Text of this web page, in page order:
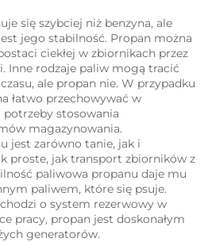
się szybciej niż benzyna, ale
jego stabilność. Propan można
ciekłej w zbiornikach przez
Inne rodzaje paliw mogą tracić
ale propan nie. W przypadku
łatwo przechowywać w
stosowania
magazynowania.
jest zarówno tanie, jak i
proste, jak transport zbiorników z
paliwowa propanu daje mu
paliwem, które się psuje.
o system rezerwowy w
pracy, propan jest doskonałym
generatorów.